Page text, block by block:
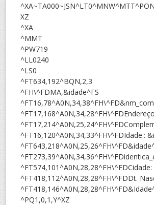
XZ
^XA
^MMT
^PW719
^LL0240
^LS0
^FT634,192^BQN,2,3
^FH\^FDMA,&idade^FS
^FT16,120^A0N,34,33^FH\^FDIdade.:
^FT574,101^A0N,28,28^FH\^FDCidade:
^FT418,112^A0N,28,28^FH\^FDDt.
^PQ1,0,1,Y^XZ